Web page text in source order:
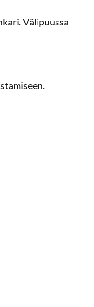
Välipuussa